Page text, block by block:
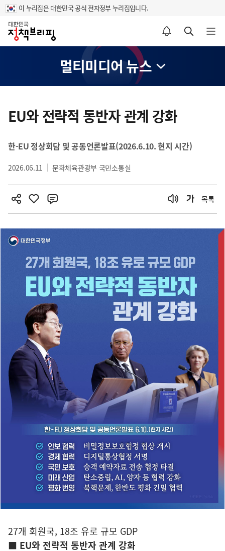
이 누리집은 대한민국 공식 전자정부 누리집입니다.
홈
알림설정 바로가기 검색 바로가기 메뉴 열기
멀티미디어 뉴스
텐
츠
영
역
EU와 전략적 동반자 관계 강화
한-EU 정상회담 및 공동언론발표(2026.6.10. 현지 시간)
2026.06.11 문화체육관광부 국민소통실
목록
27개 회원국, 18조 유로 규모 GDP
■ EU와 전략적 동반자 관계 강화